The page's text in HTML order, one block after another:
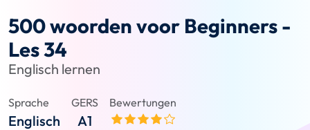
500 woorden voor Beginners -
Les 34
Englisch lernen
Sprache
Englisch
GERS
A1
Bewertungen